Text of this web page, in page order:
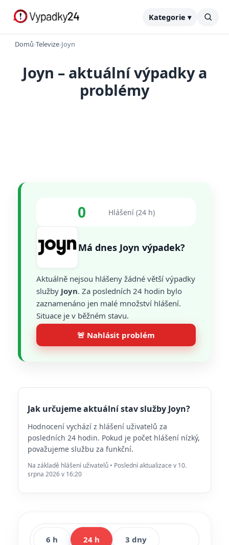
Kategorie ▾
Domů›Televize›Joyn
Joyn – aktuální výpadky a
problémy
0 Hlášení (24 h)
Má dnes Joyn výpadek?
Aktuálně nejsou hlášeny žádné větší výpadky
služby Joyn. Za posledních 24 hodin bylo
zaznamenáno jen malé množství hlášení.
Situace je v běžném stavu.
🚨 Nahlásit problém
Jak určujeme aktuální stav služby Joyn?
Hodnocení vychází z hlášení uživatelů za
posledních 24 hodin. Pokud je počet hlášení nízký,
považujeme službu za funkční.
Na základě hlášení uživatelů • Poslední aktualizace v 10.
srpna 2026 v 16:20
6 h 24 h 3 dny